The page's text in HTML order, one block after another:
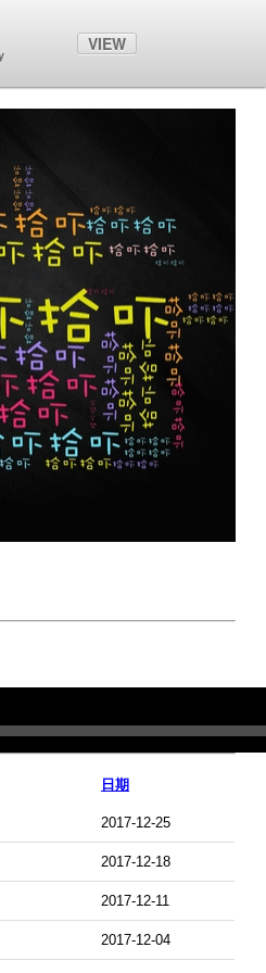
日期
2017-12-25
2017-12-18
2017-12-11
2017-12-04
VIEW